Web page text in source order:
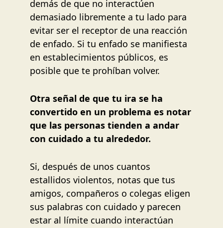
demás de que no interactúen
demasiado libremente a tu lado para
evitar ser el receptor de una reacción
de enfado. Si tu enfado se manifiesta
en establecimientos públicos, es
posible que te prohíban volver.
Otra señal de que tu ira se ha
convertido en un problema es notar
que las personas tienden a andar
con cuidado a tu alrededor.
Si, después de unos cuantos
estallidos violentos, notas que tus
amigos, compañeros o colegas eligen
sus palabras con cuidado y parecen
estar al límite cuando interactúan